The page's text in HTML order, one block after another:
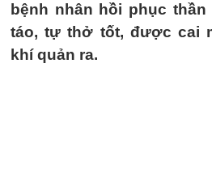
bệnh nhân hồi phục
táo, tự thở tốt, được cai
khí quản ra.